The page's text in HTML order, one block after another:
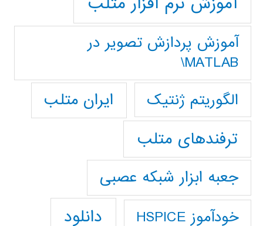
آموزش پردازش تصوير در
MATLAB\
الگوریتم ژنتیک
ایران متلب
ترفندهای متلب
جعبه ابزار شبکه عصبی
خودآموز HSPICE دانلود